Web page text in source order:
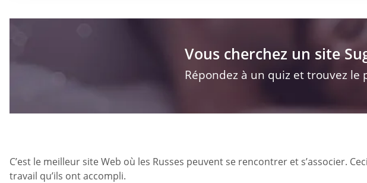
Vous cherchez un site
Répondez à un quiz et trouvez le
C’est le meilleur site Web où les Russes peuvent se rencontrer et s’associer.
travail qu’ils ont accompli.